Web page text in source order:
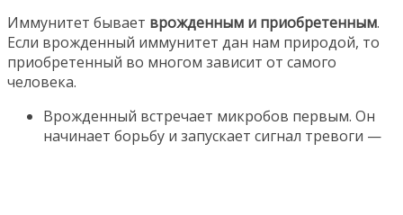
Иммунитет бывает врожденным и приобретенным.
Если врожденный иммунитет дан нам природой, то
приобретенный во многом зависит от самого
человека.
Врожденный встречает микробов первым. Он
начинает борьбу и запускает сигнал тревоги —